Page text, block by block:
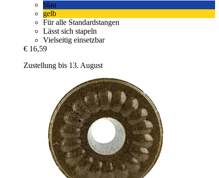
blau
gelb
Für alle Standardstangen
Lässt sich stapeln
Vielseitig einsetzbar
€ 16,59
Zustellung bis 13. August